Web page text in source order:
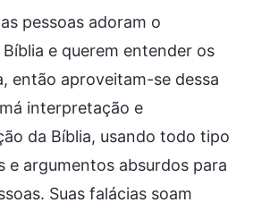
pessoas adoram o
e querem entender os
então aproveitam-se dessa
interpretação e
da Bíblia, usando todo tipo
e argumentos absurdos para
Suas falácias soam